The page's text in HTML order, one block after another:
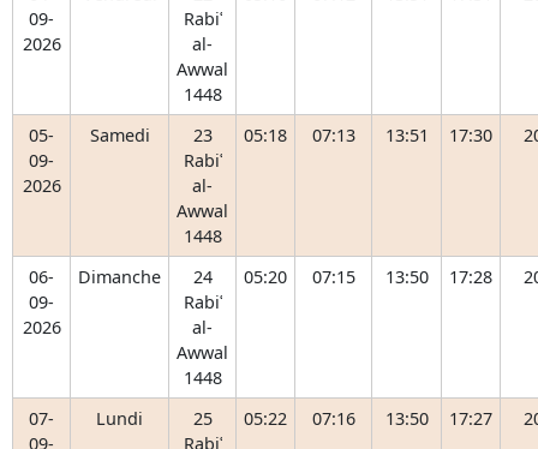
09-
2026
Rabiʿ
al-
Awwal
1448
05-
09-
2026
Samedi
23
Rabiʿ
al-
Awwal
1448
05:18 07:13 13:51 17:30
06-
09-
2026
Dimanche
24
Rabiʿ
al-
Awwal
1448
05:20 07:15 13:50 17:28
07-
09-
Lundi
25
Rabiʿ
05:22 07:16 13:50 17:27